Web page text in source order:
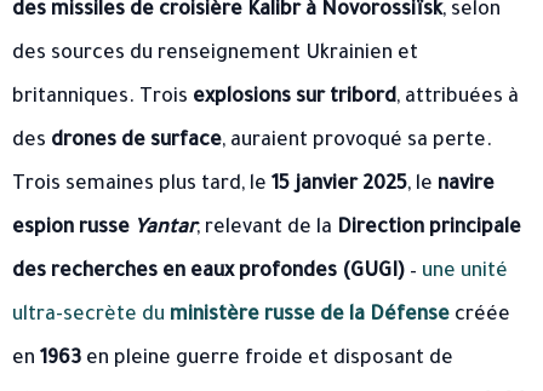
des missiles de croisière Kalibr à Novorossiïsk, selon
des sources du renseignement Ukrainien et
britanniques. Trois explosions sur tribord, attribuées à
des drones de surface, auraient provoqué sa perte.
Trois semaines plus tard, le 15 janvier 2025, le navire
espion russe Yantar, relevant de la Direction principale
des recherches en eaux profondes (GUGI) – une unité
ultra-secrète du ministère russe de la Défense créée
en 1963 en pleine guerre froide et disposant de